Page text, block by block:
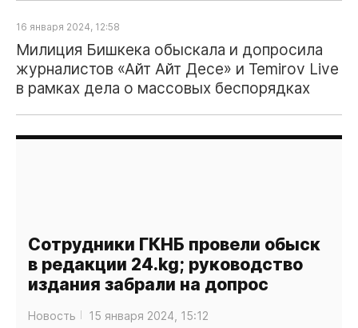
16 января 2024, 12:58
Милиция Бишкека обыскала и допросила
журналистов «Айт Айт Десе» и Temirov Live
в рамках дела о массовых беспорядках
Сотрудники ГКНБ провели обыск
в редакции 24.kg; руководство
издания забрали на допрос
Новость 15 января 2024, 15:12